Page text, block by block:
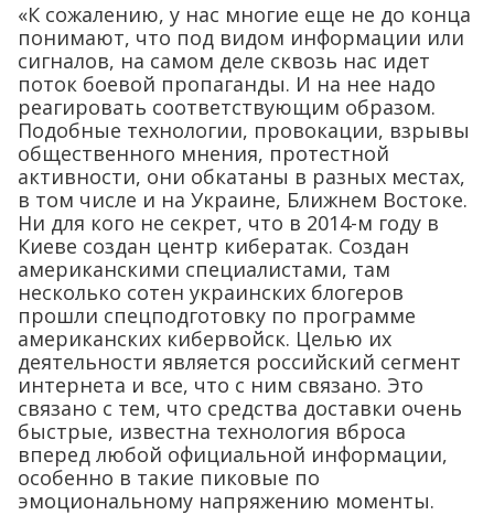
«К сожалению, у нас многие еще не до конца
понимают, что под видом информации или
сигналов, на самом деле сквозь нас идет
поток боевой пропаганды. И на нее надо
реагировать соответствующим образом.
Подобные технологии, провокации, взрывы
общественного мнения, протестной
активности, они обкатаны в разных местах,
в том числе и на Украине, Ближнем Востоке.
Ни для кого не секрет, что в 2014-м году в
Киеве создан центр кибератак. Создан
американскими специалистами, там
несколько сотен украинских блогеров
прошли спецподготовку по программе
американских кибервойск. Целью их
деятельности является российский сегмент
интернета и все, что с ним связано. Это
связано с тем, что средства доставки очень
быстрые, известна технология вброса
вперед любой официальной информации,
особенно в такие пиковые по
эмоциональному напряжению моменты.